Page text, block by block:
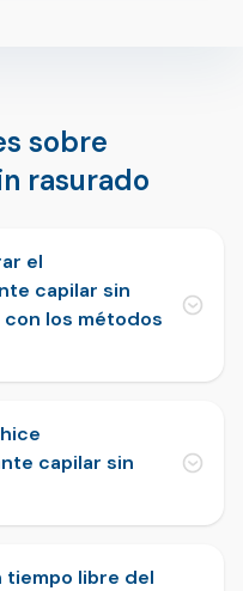
sobre
rasurado
el
capilar sin
los métodos
capilar sin
tiempo libre del